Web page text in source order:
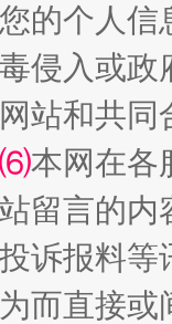
除
的个人
侵入或
站和共
⑹本网在各
留言的内
诉报料
而直接